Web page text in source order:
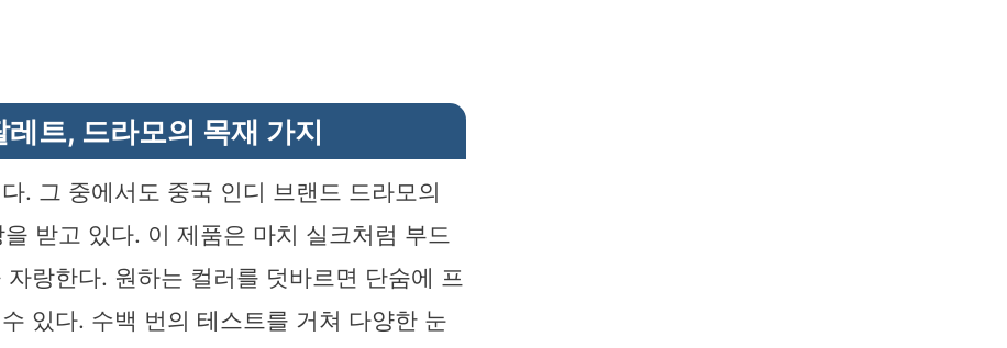
트, 드라모의 목재 가지
. 그 중에서도 중국 인디 브랜드 드라모의
받고 있다. 이 제품은 마치 실크처럼 부드
랑한다. 원하는 컬러를 덧바르면 단숨에 프
있다. 수백 번의 테스트를 거쳐 다양한 눈